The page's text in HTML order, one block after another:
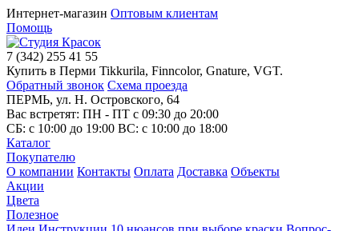
Интернет-магазин Оптовым клиентам
Помощь
7 (342) 255 41 55
Купить в Перми Tikkurila, Finncolor, Gnature, VGT.
Обратный звонок Схема проезда
ПЕРМЬ, ул. Н. Островского, 64
Вас встретят: ПН - ПТ с 09:30 до 20:00
СБ: с 10:00 до 19:00 ВС: с 10:00 до 18:00
Каталог
Покупателю
О компании Контакты Оплата Доставка Объекты
Акции
Цвета
Полезное